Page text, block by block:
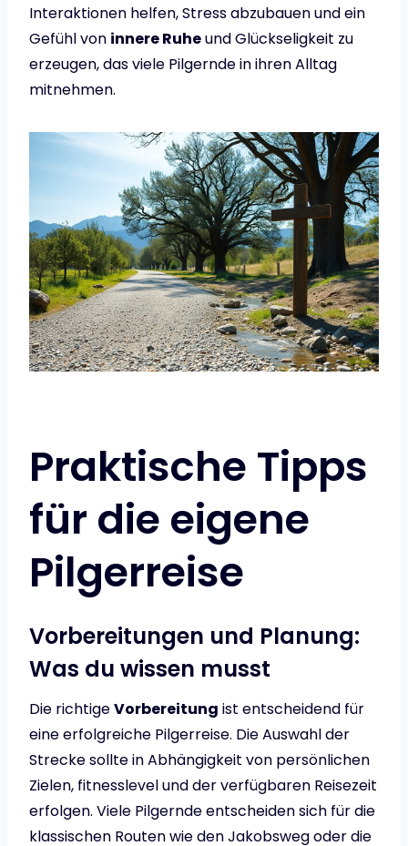
Interaktionen helfen, Stress abzubauen und ein
Gefühl von innere Ruheund Glückseligkeit zu
erzeugen, das viele Pilgernde in ihren Alltag
mitnehmen.
Praktische Tipps
für die eigene
Pilgerreise
Vorbereitungen und Planung:
Was du wissen musst
Die richtigeVorbereitung ist entscheidend für
eine erfolgreiche Pilgerreise. Die Auswahl der
Strecke sollte in Abhängigkeit von persönlichen
Zielen, fitnesslevel und der verfügbaren Reisezeit
erfolgen. Viele Pilgernde entscheiden sich für die
klassischen Routen wie den Jakobsweg oder die